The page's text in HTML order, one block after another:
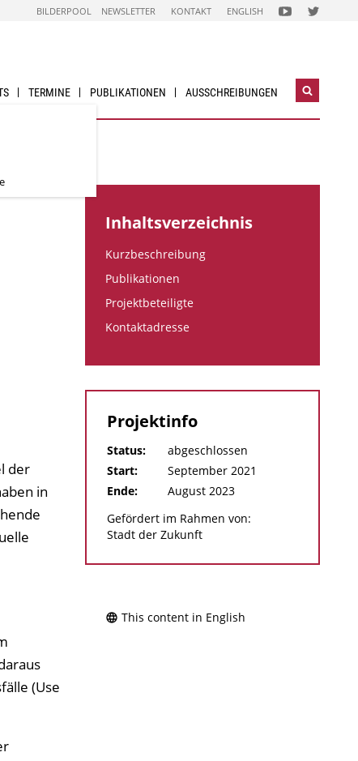
BILDERPOOL NEWSLETTER KONTAKT ENGLISH FOLGEN
SIE
FOLGEN
SIE
TERMINE PUBLIKATIONEN AUSSCHREIBUNGEN
der
in
(Use
Inhaltsverzeichnis
Kurzbeschreibung
Publikationen
Projektbeteiligte
Kontaktadresse
Projektinfo
Status:
abgeschlossen
Start:
September 2021
Ende:
August 2023
Gefördert im Rahmen von:
Stadt der Zukunft
This content in English